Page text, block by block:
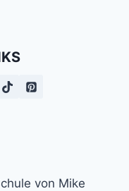
von Mike